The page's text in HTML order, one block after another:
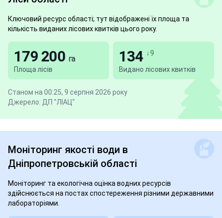
Ключовий ресурс області; тут відображені їх площа та
кількість виданих лісових квитків цього року.
Площа лісів
179 200 га
Видано лісових квитків
134 ↓ 9
Станом на 00:25, 9 серпня 2026 року
Джерело: ДП "ЛІАЦ"
Моніторинг якості води в
Дніпропетровській області
Моніторинг та екологічна оцінка водних ресурсів
здійснюється на постах спостереження різними державними
лабораторіями.